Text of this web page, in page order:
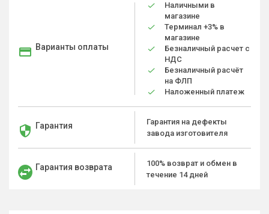
Варианты оплаты
Наличными в
магазине
Терминал +3% в
магазине
Безналичный расчет с
НДС
Безналичный расчёт
на ФЛП
Наложенный платеж
Гарантия
Гарантия на дефекты
завода изготовителя
Гарантия возврата
100% возврат и обмен в
течение 14 дней